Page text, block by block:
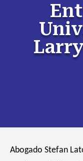
Abogado Stefan